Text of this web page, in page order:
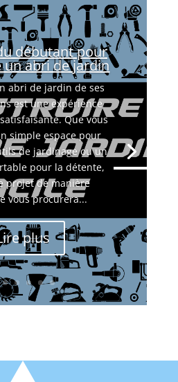
débutant pour
abri de jardin
abri de jardin de ses
est une expérience
Que vous
simple espace pour
de jardinage ou un
pour la détente,
projet de manière
vous procurera...
plus